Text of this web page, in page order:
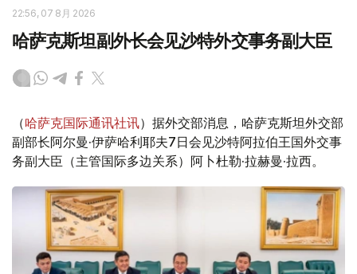
22:56, 07 8月 2026
哈萨克斯坦副外长会见沙特外交事务副大臣
（哈萨克国际通讯社讯）据外交部消息，哈萨克斯坦外交部
副部长阿尔曼·伊萨哈利耶夫7日会见沙特阿拉伯王国外交事
务副大臣（主管国际多边关系）阿卜杜勒·拉赫曼·拉西。